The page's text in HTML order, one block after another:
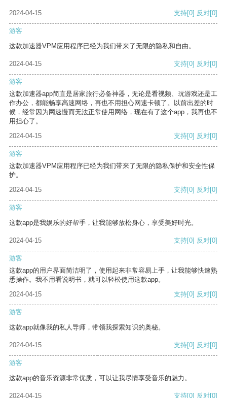
2024-04-15 支持[0] 反对[0]
游客
这款加速器VPM应用程序已经为我们带来了无限的隐私和自由。
2024-04-15 支持[0] 反对[0]
游客
这款加速器app简直是居家旅行必备神器，无论是看视频、玩游戏还是工
作办公，都能畅享高速网络，再也不用担心网速卡顿了。以前出差的时
候，经常因为网速慢而无法正常使用网络，现在有了这个app，我再也不
用担心了。
2024-04-15
支持[0] 反对[0]
游客
这款加速器VPM应用程序已经为我们带来了无限的隐私保护和安全性保
护。
2024-04-15
支持[0] 反对[0]
游客
这款app是我娱乐的好帮手，让我能够放松身心，享受美好时光。
2024-04-15 支持[0] 反对[0]
游客
这款app的用户界面简洁明了，使用起来非常容易上手，让我能够快速熟
悉操作。我不用看说明书，就可以轻松使用这款app。
2024-04-15
支持[0] 反对[0]
游客
这款app就像我的私人导师，带领我探索知识的奥秘。
2024-04-15 支持[0] 反对[0]
游客
这款app的音乐资源非常优质，可以让我尽情享受音乐的魅力。
2024-04-15 支持[0] 反对[0]